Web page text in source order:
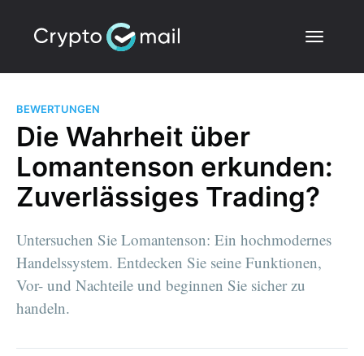
BEWERTUNGEN
Die Wahrheit über
Lomantenson erkunden:
Zuverlässiges Trading?
Untersuchen Sie Lomantenson: Ein hochmodernes
Handelssystem. Entdecken Sie seine Funktionen,
Vor- und Nachteile und beginnen Sie sicher zu
handeln.